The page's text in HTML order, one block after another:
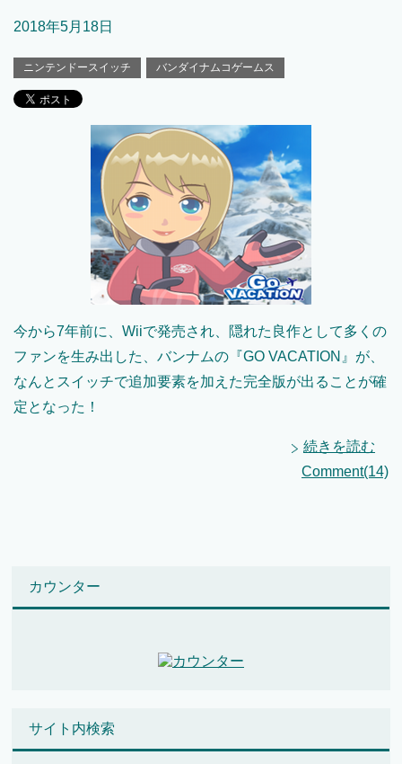
2018年5月18日
ニンテンドースイッチ バンダイナムコゲームス
今から7年前に、Wiiで発売され、隠れた良作として多くの
ファンを生み出した、バンナムの『GO VACATION』が、
なんとスイッチで追加要素を加えた完全版が出ることが確
定となった！
続きを読む
Comment(14)
カウンター
サイト内検索